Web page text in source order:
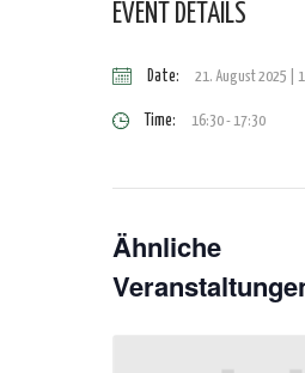
EVENT DETAILS
Date: 21. August 2025 |
Time: 16:30 - 17:30
Ähnliche